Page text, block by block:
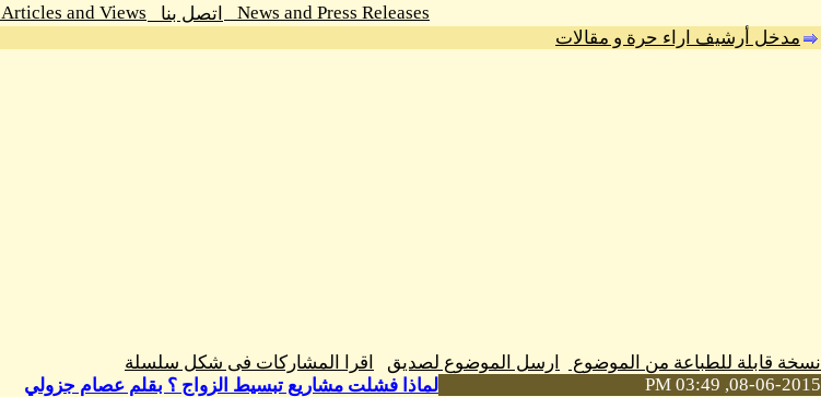
News and Press Releases
اتصل بنا Articles and Views
مدخل أرشيف اراء حرة و مقالات
نسخة قابلة للطباعة من الموضوع ارسل الموضوع لصديق اقرا المشاركات فى شكل سلسلة
08-06-2015, 03:49 PM
لماذا فشلت مشاريع تبسيط الزواج ؟ بقلم عصام جزولي